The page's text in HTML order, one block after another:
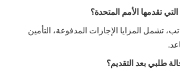
تقدمها الأمم المتحدة؟
تشمل المزايا الإجازات المدفوعة، التأمين
طلبي بعد التقديم؟